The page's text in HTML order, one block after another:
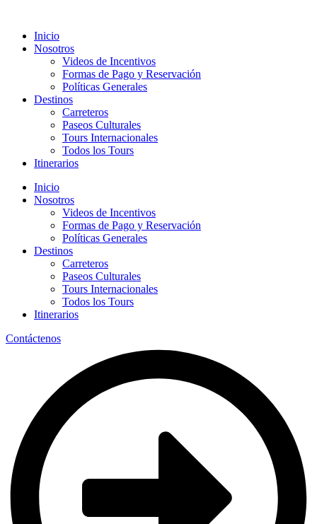
contenido
Inicio
Nosotros
Videos de Incentivos
Formas de Pago y Reservación
Políticas Generales
Destinos
Carreteros
Paseos Culturales
Tours Internacionales
Todos los Tours
Itinerarios
Inicio
Nosotros
Videos de Incentivos
Formas de Pago y Reservación
Políticas Generales
Destinos
Carreteros
Paseos Culturales
Tours Internacionales
Todos los Tours
Itinerarios
Contáctenos